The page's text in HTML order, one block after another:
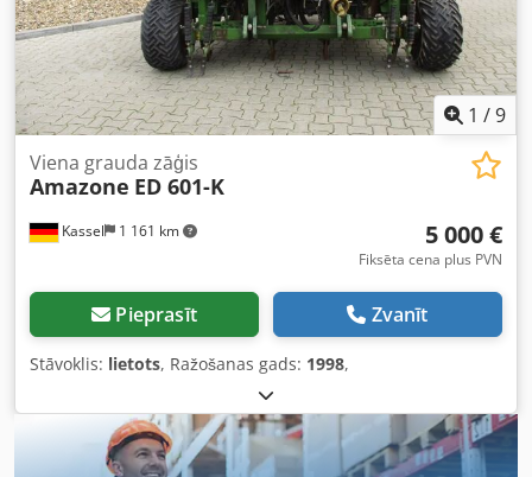
1 /9
Kassel 1 161 km
Viena grauda zāģis
Amazone ED 601-K
5 000 €
Fiksēta cena plus PVN
Pieprasīt Zvanīt
Stāvoklis: lietots, Ražošanas gads: 1998,